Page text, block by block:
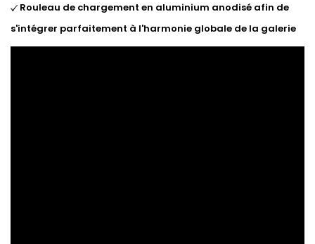
Rouleau de chargement en aluminium anodisé afin de
s'intégrer parfaitement à l'harmonie globale de la galerie